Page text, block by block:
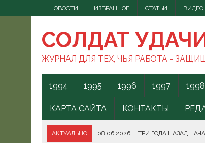
НОВОСТИ ИЗБРАННОЕ СТАТЬИ ВИДЕО
СОЛДАТ
ЖУРНАЛ ДЛЯ ТЕХ, ЧЬЯ РАБОТА -
1994 1995 1996 1997 1998
КАРТА САЙТА КОНТАКТЫ
АКТУАЛЬНО 08.06.2026 ТРИ ГОДА НАЗАД